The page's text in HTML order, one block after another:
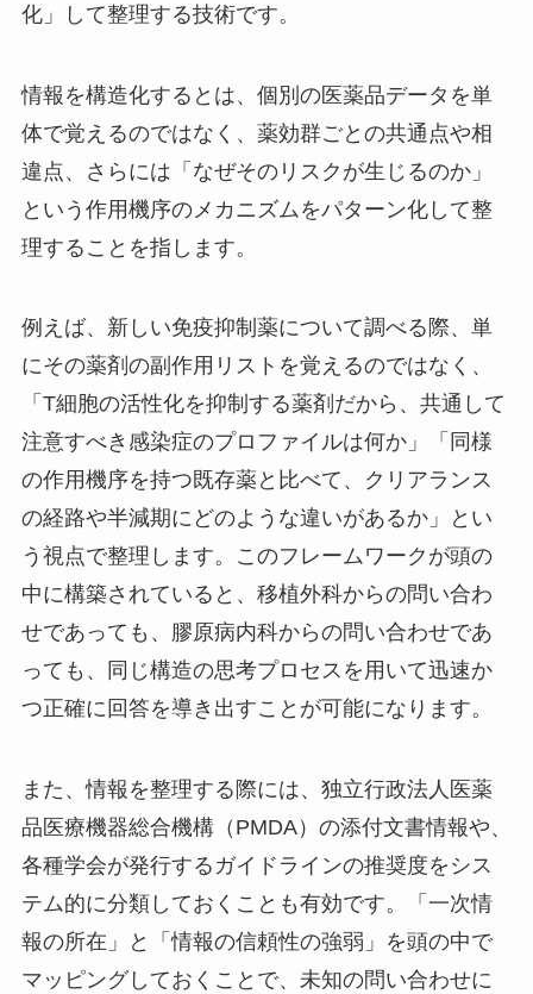
化」して整理する技術です。
情報を構造化するとは、個別の医薬品データを単
体で覚えるのではなく、薬効群ごとの共通点や相
違点、さらには「なぜそのリスクが生じるのか」
という作用機序のメカニズムをパターン化して整
理することを指します。
例えば、新しい免疫抑制薬について調べる際、単
にその薬剤の副作用リストを覚えるのではなく、
「T細胞の活性化を抑制する薬剤だから、共通して
注意すべき感染症のプロファイルは何か」「同様
の作用機序を持つ既存薬と比べて、クリアランス
の経路や半減期にどのような違いがあるか」とい
う視点で整理します。このフレームワークが頭の
中に構築されていると、移植外科からの問い合わ
せであっても、膠原病内科からの問い合わせであ
っても、同じ構造の思考プロセスを用いて迅速か
つ正確に回答を導き出すことが可能になります。
また、情報を整理する際には、独立行政法人医薬
品医療機器総合機構（PMDA）の添付文書情報や、
各種学会が発行するガイドラインの推奨度をシス
テム的に分類しておくことも有効です。「一次情
報の所在」と「情報の信頼性の強弱」を頭の中で
マッピングしておくことで、未知の問い合わせに